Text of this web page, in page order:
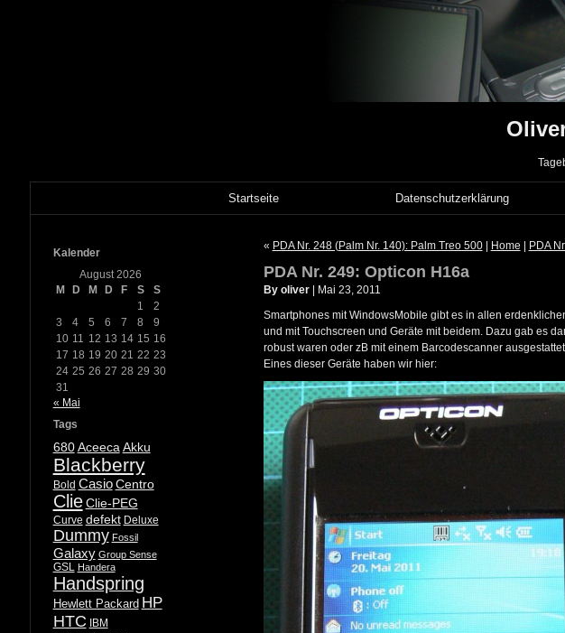
Startseite Datenschutzerklärung
Kalender
August 2026
M
D M D F S
S
1
2
3
4 5 6 7 8
9
10 11 12 13 14 15 16
17 18 19 20 21 22 23
24 25 26 27 28 29 30
31
« Mai
Tags
680 Aceeca Akku
Blackberry
Bold Casio Centro
Clie Clie-PEG
Curve defekt Deluxe
Dummy Fossil
Galaxy Group Sense
GSL Handera
Handspring
Hewlett Packard HP
HTC
IBM
« PDA Nr. 248 (Palm Nr. 140): Palm Treo 500| Home PDA
PDA Nr. 249: Opticon H16a
By oliver| Mai 23, 2011
Smartphones mit WindowsMobile gibt es in allen
und mit Touchscreen und Geräte mit beidem. Dazu gab es
robust waren oder zB mit einem Barcodescanner
Eines dieser Geräte haben wir hier: